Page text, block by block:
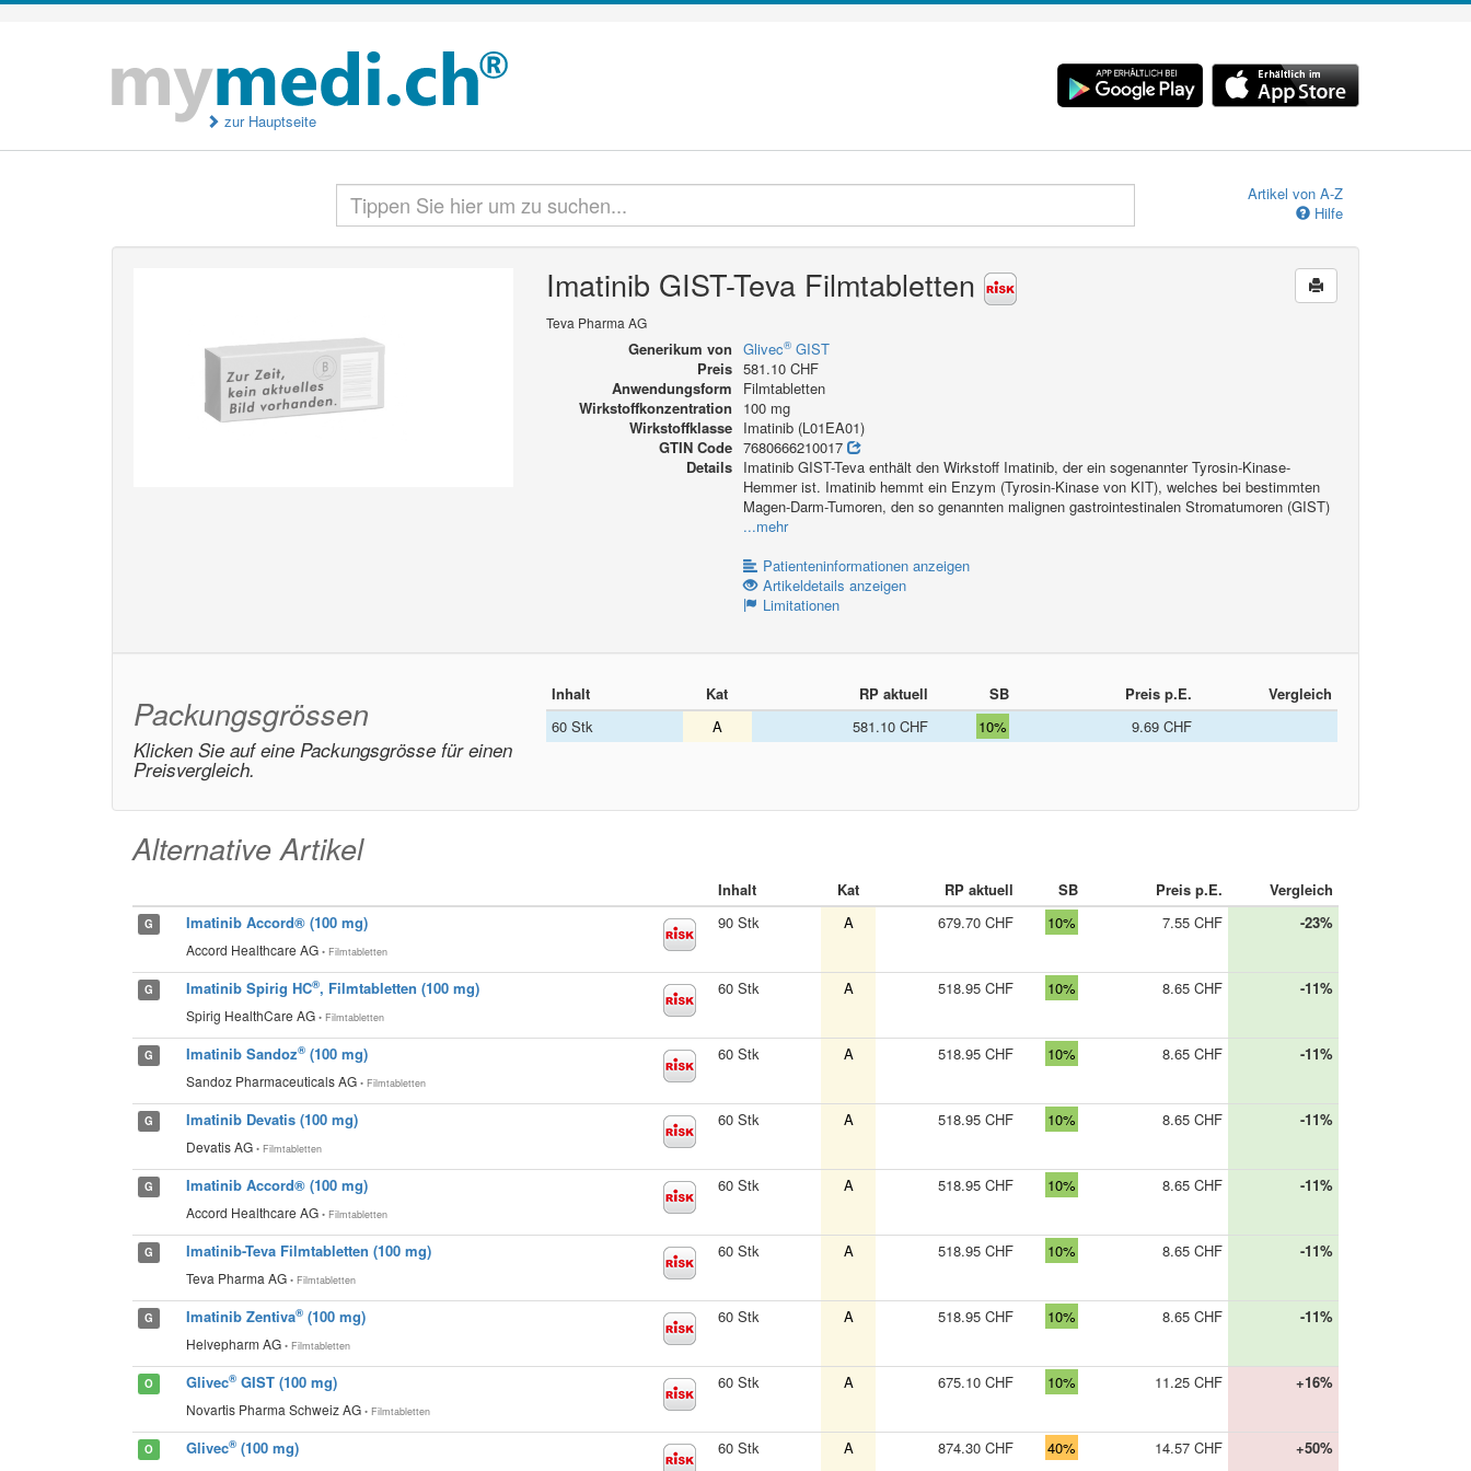
zur Hauptseite
Artikel von A-Z
Hilfe
Imatinib GIST-Teva Filmtabletten
Teva Pharma AG
Generikum von Glivec®GIST
Preis 581.10 CHF
Anwendungsform
Filmtabletten
Wirkstoffkonzentration
100 mg
Wirkstoffklasse Imatinib (L01EA01)
GTIN Code 7680666210017
Details Imatinib GIST-Teva enthält den Wirkstoff Imatinib, der ein sogenannter Tyrosin-Kinase-
Hemmer ist. Imatinib hemmt ein Enzym (Tyrosin-Kinase von KIT), welches bei bestimmten
Magen-Darm-Tumoren, den so genannten malignen gastrointestinalen Stromatumoren (GIST)
...mehr
Patienteninformationen anzeigen
Artikeldetails anzeigen
Limitationen
Packungsgrössen
Klicken Sie auf eine Packungsgrösse für einen
Preisvergleich.
Inhalt Kat RP aktuell SB Preis p.E.
Vergleich
60 Stk
A 581.10 CHF 10% 9.69 CHF
Alternative Artikel
Inhalt Kat RP aktuell SB Preis p.E. Vergleich
G Imatinib Accord® (100 mg)
Accord Healthcare AG • Filmtabletten
90 Stk A 679.70 CHF 10% 7.55 CHF -23%
G Imatinib Spirig HC®, Filmtabletten (100 mg)
Spirig HealthCare AG • Filmtabletten
60 Stk A 518.95 CHF 10% 8.65 CHF -11%
G Imatinib Sandoz® (100 mg)
Sandoz Pharmaceuticals AG • Filmtabletten
60 Stk A 518.95 CHF 10% 8.65 CHF -11%
G Imatinib Devatis (100 mg)
Devatis AG • Filmtabletten
60 Stk A 518.95 CHF 10% 8.65 CHF -11%
G Imatinib Accord® (100 mg)
Accord Healthcare AG • Filmtabletten
60 Stk A 518.95 CHF 10% 8.65 CHF -11%
G Imatinib-Teva Filmtabletten (100 mg)
Teva Pharma AG • Filmtabletten
60 Stk A 518.95 CHF 10% 8.65 CHF -11%
G Imatinib Zentiva® (100 mg)
Helvepharm AG • Filmtabletten
60 Stk A 518.95 CHF 10% 8.65 CHF -11%
O Glivec® GIST (100 mg)
Novartis Pharma Schweiz AG • Filmtabletten
60 Stk A 675.10 CHF 10% 11.25 CHF +16%
O Glivec® (100 mg) 60 Stk A 874.30 CHF 40% 14.57 CHF +50%